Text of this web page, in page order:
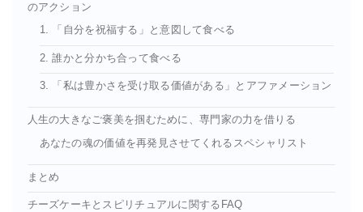
のアクション
1. 「自分を祝福する」と意図して食べる
2. 誰かと分かち合って食べる
3. 「私は豊かさを受け取る価値がある」とアファメーション
人生の大きなご褒美を掴むために、専門家の力を借りる
あなたの魂の価値を再発見させてくれるスペシャリスト
まとめ
チーズケーキとスピリチュアルに関するFAQ